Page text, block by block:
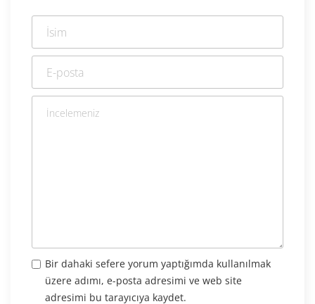
Bir dahaki sefere yorum yaptığımda kullanılmak
üzere adımı, e-posta adresimi ve web site
adresimi bu tarayıcıya kaydet.